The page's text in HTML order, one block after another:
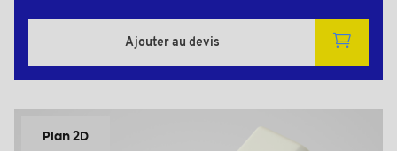
Ajouter au devis
Plan 2D